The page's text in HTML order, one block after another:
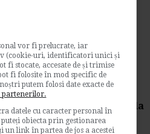
Proiect pentru
beneficii de asistenta sociala
vor fi prelucrate, iar
(cookie-uri, identificatori unici și
fi stocate, accesate de și trimise
fi folosite în mod specific de
putem folosi date exacte de
partenerilor.
datele cu caracter personal în
obiecta prin gestionarea
un link în partea de jos a acestei